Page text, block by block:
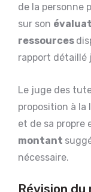
de la personne
sur son
ressources
rapport détaillé
Le juge des
proposition à
et de sa propre
montant
nécessaire.
Révision